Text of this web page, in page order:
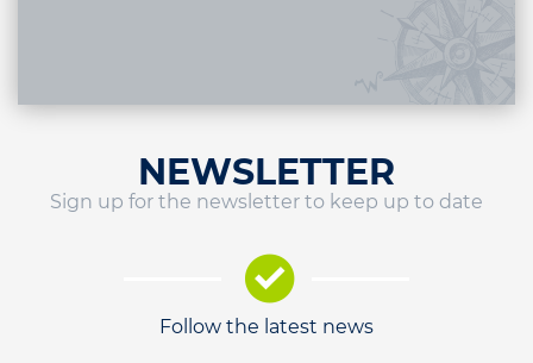
NEWSLETTER
Sign up for the newsletter to keep up to date
Follow the latest news